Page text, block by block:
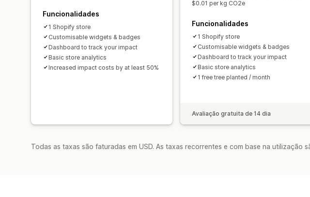
Funcionalidades
1 Shopify store
Customisable widgets & badges
Dashboard to track your impact
Basic store analytics
Increased impact costs by at least 50%
$0.01 per kg CO2e
Funcionalidades
1 Shopify store
Customisable widgets & badges
Dashboard to track your impact
Basic store analytics
1 free tree planted / month
Avaliação gratuita de 14 dia
Todas as taxas são faturadas em USD. As taxas recorrentes e com base na utilização